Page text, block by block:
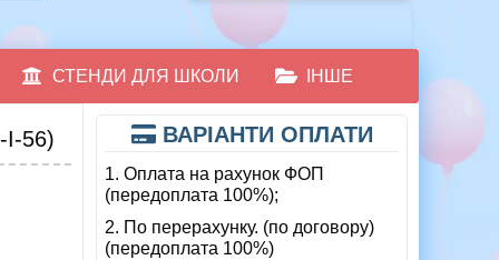
СТЕНДИ ДЛЯ ШКОЛИ ІНШЕ
56) ВАРІАНТИ ОПЛАТИ
1. Оплата на рахунок ФОП
(передоплата 100%);
2. По перерахунку. (по договору)
(передоплата 100%)